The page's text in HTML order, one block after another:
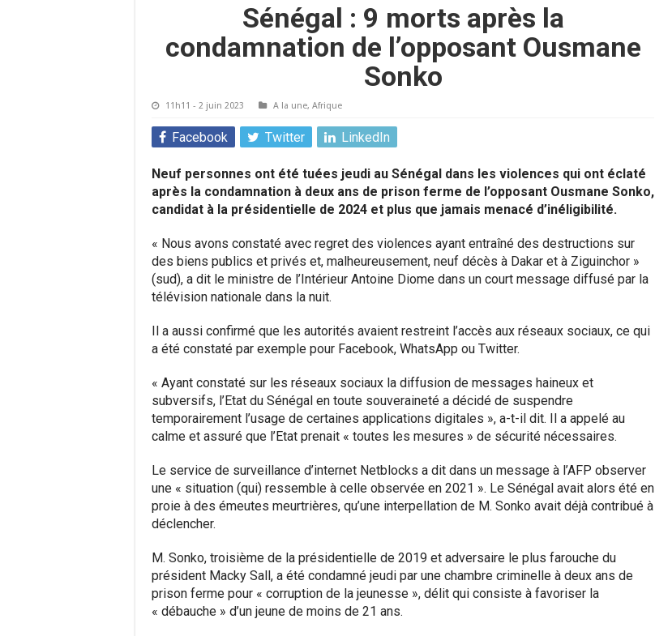
Sénégal : 9 morts après la
condamnation de l’opposant Ousmane
Sonko
11h11 - 2 juin 2023 A la une, Afrique
Facebook Twitter LinkedIn
Neuf personnes ont été tuées jeudi au Sénégal dans les violences qui ont éclaté
après la condamnation à deux ans de prison ferme de l’opposant Ousmane Sonko,
candidat à la présidentielle de 2024 et plus que jamais menacé d’inéligibilité.
« Nous avons constaté avec regret des violences ayant entraîné des destructions sur
des biens publics et privés et, malheureusement, neuf décès à Dakar et à Ziguinchor »
(sud), a dit le ministre de l’Intérieur Antoine Diome dans un court message diffusé par la
télévision nationale dans la nuit.
Il a aussi confirmé que les autorités avaient restreint l’accès aux réseaux sociaux, ce qui
a été constaté par exemple pour Facebook, WhatsApp ou Twitter.
« Ayant constaté sur les réseaux sociaux la diffusion de messages haineux et
subversifs, l’Etat du Sénégal en toute souveraineté a décidé de suspendre
temporairement l’usage de certaines applications digitales », a-t-il dit. Il a appelé au
calme et assuré que l’Etat prenait « toutes les mesures » de sécurité nécessaires.
Le service de surveillance d’internet Netblocks a dit dans un message à l’AFP observer
une « situation (qui) ressemble à celle observée en 2021 ». Le Sénégal avait alors été en
proie à des émeutes meurtrières, qu’une interpellation de M. Sonko avait déjà contribué à
déclencher.
M. Sonko, troisième de la présidentielle de 2019 et adversaire le plus farouche du
président Macky Sall, a été condamné jeudi par une chambre criminelle à deux ans de
prison ferme pour « corruption de la jeunesse », délit qui consiste à favoriser la
« débauche » d’un jeune de moins de 21 ans.